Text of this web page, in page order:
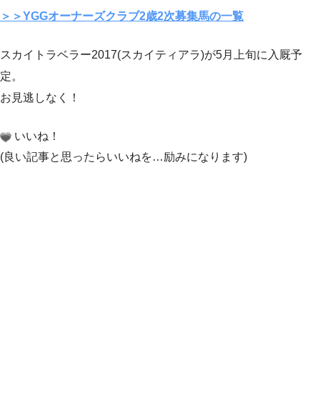
＞＞YGGオーナーズクラブ2歳2次募集馬の一覧
スカイトラベラー2017(スカイティアラ)が5月上旬に入厩予
定。
お見逃しなく！
いいね！
(良い記事と思ったらいいねを…励みになります)